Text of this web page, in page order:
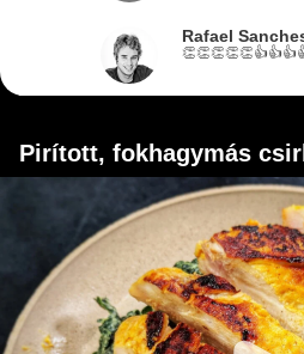
Rafael
Pirított, fokhagymás